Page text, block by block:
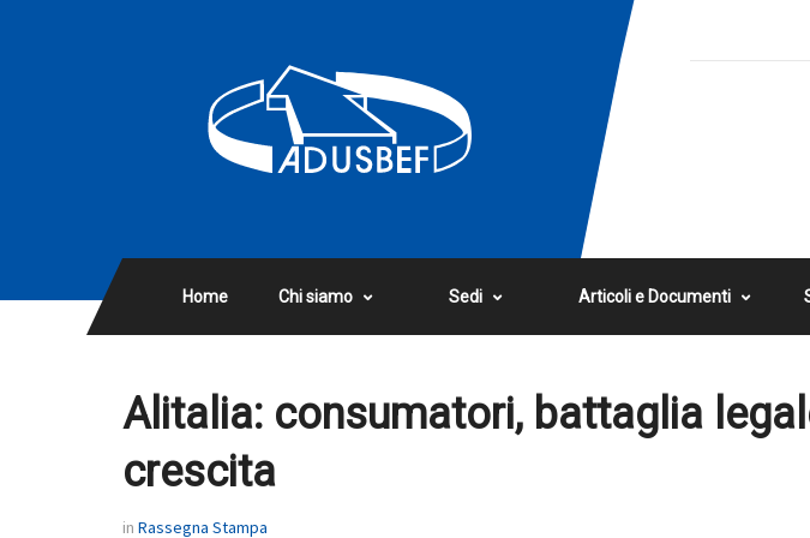
Home Chi siamo Sedi Articoli e Documenti
Alitalia: consumatori, battaglia
crescita
in Rassegna Stampa